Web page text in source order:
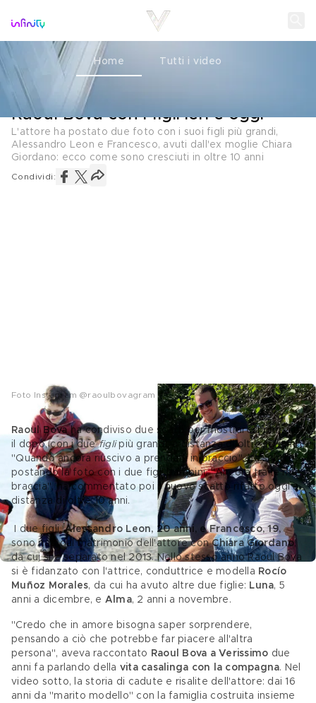
Home Tutti i video
EVOLUZIONI
Raoul Bova con i figli ieri e oggi
L'attore ha postato due foto con i suoi figli più grandi,
Alessandro Leon e Francesco, avuti dall'ex moglie Chiara
Giordano: ecco come sono cresciuti in oltre 10 anni
Condividi:
Foto Instagram @raoulbovagram
Raoul Bova ha condiviso due scatti per mostrare il prima e
il dopo, con i due figli più grandi, a distanza di oltre 10 anni.
"Quando ancora riuscivo a prenderli in braccio", ha scritto
postando la foto con i due figli bambini. "Ancora tra le mie
braccia", ha commentato poi il nuovo scatto rifatto oggi a
distanza di oltre 10 anni.
I due figli, Alessandro Leon, 20 anni, e Francesco, 19,
sono nati dal matrimonio dell'attore con Chiara Giordano,
da cui si è separato nel 2013. Nello stesso anno Raoul Bova
si è fidanzato con l'attrice, conduttrice e modella Rocío
Muñoz Morales, da cui ha avuto altre due figlie: Luna, 5
anni a dicembre, e Alma, 2 anni a novembre.
"Credo che in amore bisogna saper sorprendere,
pensando a ciò che potrebbe far piacere all'altra
persona", aveva raccontato Raoul Bova a Verissimo due
anni fa parlando della vita casalinga con la compagna. Nel
video sotto, la storia di cadute e risalite dell'attore: dai 16
anni da "marito modello" con la famiglia costruita insieme